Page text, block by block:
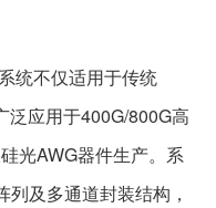
不仅适用于传统
泛应用于400G/800G高
光AWG器件生产。系
及多通道封装结构，